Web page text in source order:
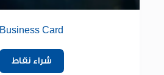
Business Card
شراء نقاط